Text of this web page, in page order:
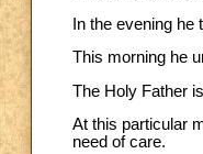
In the evening he
This morning he
The Holy Father
At this particular
need of care.